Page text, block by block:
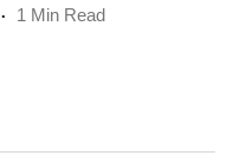
1 Min Read